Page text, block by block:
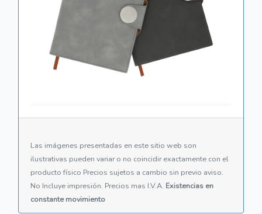
Las imágenes presentadas en este sitio web son
ilustrativas pueden variar o no coincidir exactamente con el
producto físico Precios sujetos a cambio sin previo aviso.
No Incluye impresión. Precios mas I.V.A. Existencias en
constante movimiento